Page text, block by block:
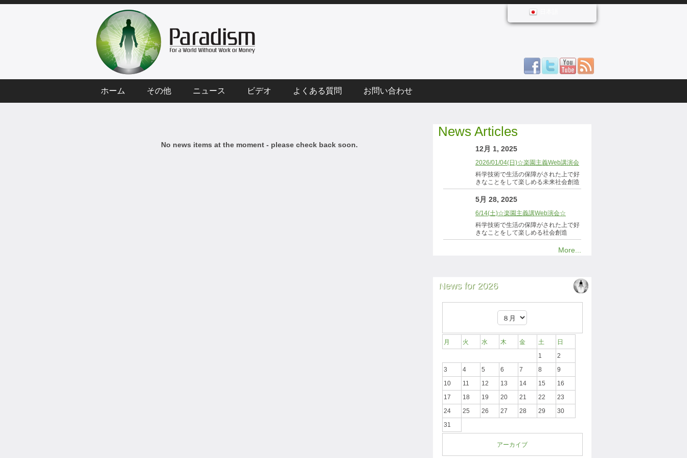
ホーム その他 ニュース ビデオ よくある質問 お問い合わせ
No news items at the moment - please check back soon.
News Articles
12月 1, 2025
2026/01/04(日)☆楽園主義Web講演会
科学技術で生活の保障がされた上で好
きなことをして楽しめる未来社会創造
5月 28, 2025
6/14(土)☆楽園主義講Web演会☆
科学技術で生活の保障がされた上で好
きなことをして楽しめる社会創造
More...
News for 2026
月 火 水 木 金 土
日
1
2
3
4 5 6 7 8
9
10
11 12 13 14 15
16
17
18 19 20 21 22
23
24
25 26 27 28 29
30
31
アーカイブ